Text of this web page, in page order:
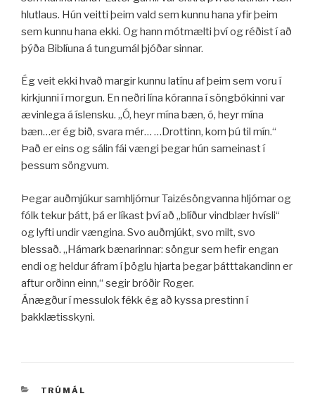
hlutlaus. Hún veitti þeim vald sem kunnu hana yfir þeim
sem kunnu hana ekki. Og hann mótmælti því og réðist í að
þýða Biblíuna á tungumál þjóðar sinnar.
Ég veit ekki hvað margir kunnu latínu af þeim sem voru í
kirkjunni í morgun. En neðri lína kóranna í söngbókinni var
ævinlega á íslensku. „Ó, heyr mína bæn, ó, heyr mína
bæn…er ég bið, svara mér… …Drottinn, kom þú til mín.“
Það er eins og sálin fái vængi þegar hún sameinast í
þessum söngvum.
Þegar auðmjúkur samhljómur Taizésöngvanna hljómar og
fólk tekur þátt, þá er líkast því að „blíður vindblær hvísli“
og lyfti undir vængina. Svo auðmjúkt, svo milt, svo
blessað. „Hámark bænarinnar: söngur sem hefir engan
endi og heldur áfram í þöglu hjarta þegar þátttakandinn er
aftur orðinn einn,“ segir bróðir Roger.
Ánægður í messulok fékk ég að kyssa prestinn í
þakklætisskyni.
VÖRUFLOKKAR
TRÚMÁL